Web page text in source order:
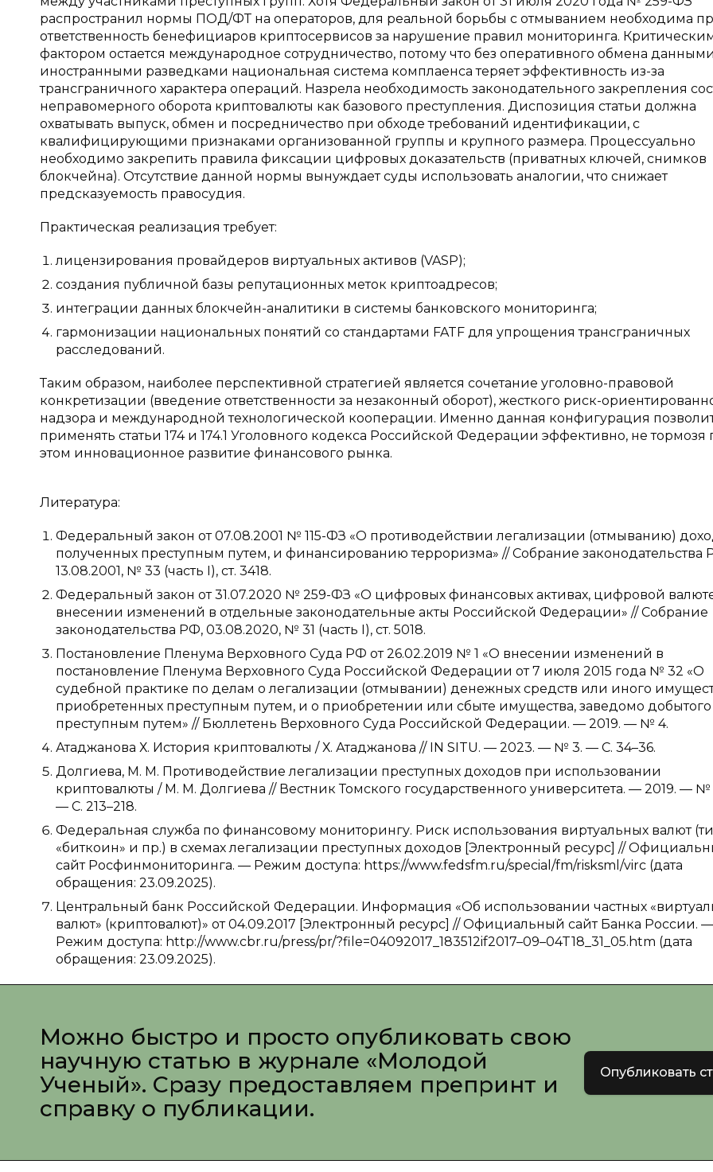
распространил нормы ПОД/ФТ на операторов, для реальной борьбы с отмыванием необходима
ответственность бенефициаров криптосервисов за нарушение правил мониторинга.
фактором остается международное сотрудничество, потому что без оперативного обмена
иностранными разведками национальная система комплаенса теряет эффективность из-за
трансграничного характера операций. Назрела необходимость законодательного закрепления
неправомерного оборота криптовалюты как базового преступления. Диспозиция статьи должна
охватывать выпуск, обмен и посредничество при обходе требований идентификации, с
квалифицирующими признаками организованной группы и крупного размера. Процессуально
необходимо закрепить правила фиксации цифровых доказательств (приватных ключей, снимков
блокчейна). Отсутствие данной нормы вынуждает суды использовать аналогии, что снижает
предсказуемость правосудия.
Практическая реализация требует:
лицензирования провайдеров виртуальных активов (VASP);
создания публичной базы репутационных меток криптоадресов;
интеграции данных блокчейн-аналитики в системы банковского мониторинга;
гармонизации национальных понятий со стандартами FATF для упрощения трансграничных
расследований.
Таким образом, наиболее перспективной стратегией является сочетание уголовно-правовой
конкретизации (введение ответственности за незаконный оборот), жесткого риск-
надзора и международной технологической кооперации. Именно данная конфигурация
применять статьи 174 и 174.1 Уголовного кодекса Российской Федерации эффективно, не тормозя
этом инновационное развитие финансового рынка.
Литература:
Федеральный закон от 07.08.2001 № 115-ФЗ «О противодействии легализации (отмыванию)
полученных преступным путем, и финансированию терроризма» // Собрание законодательства
13.08.2001, № 33 (часть I), ст. 3418.
Федеральный закон от 31.07.2020 № 259-ФЗ «О цифровых финансовых активах, цифровой
внесении изменений в отдельные законодательные акты Российской Федерации» // Собрание
законодательства РФ, 03.08.2020, № 31 (часть I), ст. 5018.
Постановление Пленума Верховного Суда РФ от 26.02.2019 № 1 «О внесении изменений в
постановление Пленума Верховного Суда Российской Федерации от 7 июля 2015 года № 32 «О
судебной практике по делам о легализации (отмывании) денежных средств или иного
приобретенных преступным путем, и о приобретении или сбыте имущества, заведомо добытого
преступным путем» // Бюллетень Верховного Суда Российской Федерации. — 2019. — № 4.
Атаджанова Х. История криптовалюты / Х. Атаджанова // IN SITU. — 2023. — № 3. — С. 34–36.
Долгиева, М. М. Противодействие легализации преступных доходов при использовании
криптовалюты / М. М. Долгиева // Вестник Томского государственного университета. — 2019. — №
— С. 213–218.
Федеральная служба по финансовому мониторингу. Риск использования виртуальных валют
«биткоин» и пр.) в схемах легализации преступных доходов [Электронный ресурс] //
сайт Росфинмониторинга. — Режим доступа: https://www.fedsfm.ru/special/fm/risksml/virc (дата
обращения: 23.09.2025).
Центральный банк Российской Федерации. Информация «Об использовании частных
валют» (криптовалют)» от 04.09.2017 [Электронный ресурс] // Официальный сайт Банка России. —
Режим доступа: http://www.cbr.ru/press/pr/?file=04092017_183512if2017–09–04T18_31_05.htm (дата
обращения: 23.09.2025).
Можно быстро и просто опубликовать свою
научную статью в журнале «Молодой
Ученый». Сразу предоставляем препринт и
справку о публикации.
Опубликовать